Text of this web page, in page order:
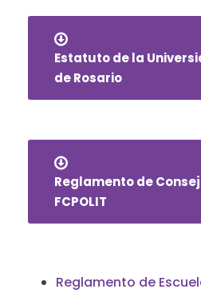
Estatuto de la
de Rosario
Reglamento de
FCPOLIT
Reglamento de